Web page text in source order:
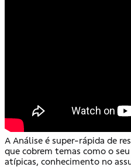
A Análise é super-rápida de
que cobrem temas como o
atípicas, conhecimento no